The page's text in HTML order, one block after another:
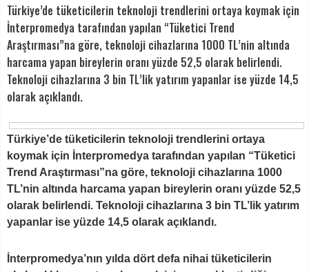
Türkiye’de tüketicilerin teknoloji trendlerini ortaya koymak için
İnterpromedya tarafından yapılan “Tüketici Trend
Araştırması”na göre, teknoloji cihazlarına 1000 TL’nin altında
harcama yapan bireylerin oranı yüzde 52,5 olarak belirlendi.
Teknoloji cihazlarına 3 bin TL’lik yatırım yapanlar ise yüzde 14,5
olarak açıklandı.
Türkiye’de tüketicilerin teknoloji trendlerini ortaya
koymak için İnterpromedya tarafından yapılan “Tüketici
Trend Araştırması”na göre, teknoloji cihazlarına 1000
TL’nin altında harcama yapan bireylerin oranı yüzde 52,5
olarak belirlendi. Teknoloji cihazlarına 3 bin TL’lik yatırım
yapanlar ise yüzde 14,5 olarak açıklandı.
İnterpromedya’nın yılda dört defa nihai tüketicilerin